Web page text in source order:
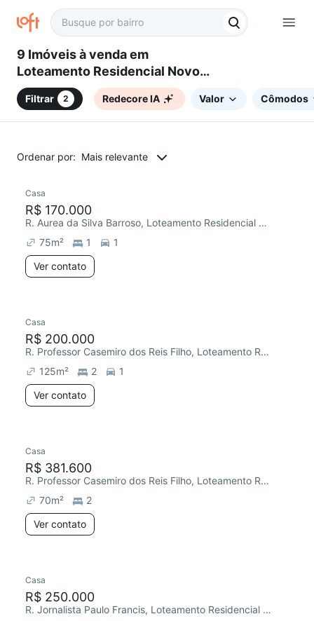
9 Imóveis à venda em
Loteamento Residencial Novo
Mundo, Campinas, SP
Filtrar 2 Redecore IA Valor Cômodos
Ordenar por: Mais relevante
Chegou este mês
Casa
R$ 170.000
R. Aurea da Silva Barroso, Loteamento Residencial Novo Mundo
75m² 1
1
Ver contato
Casa
R$ 200.000
R. Professor Casemiro dos Reis Filho, Loteamento Residencial Novo Mundo
125m² 2
1
Ver contato
Casa
R$ 381.600
R. Professor Casemiro dos Reis Filho, Loteamento Residencial Novo Mundo
70m²
2
Ver contato
Casa
R$ 250.000
R. Jornalista Paulo Francis, Loteamento Residencial Novo Mundo